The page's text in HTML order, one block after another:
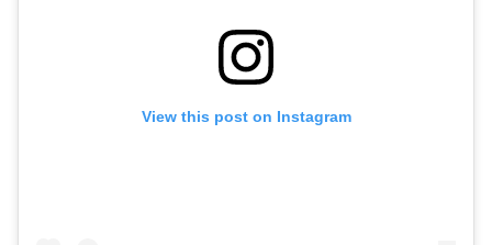
View this post on Instagram